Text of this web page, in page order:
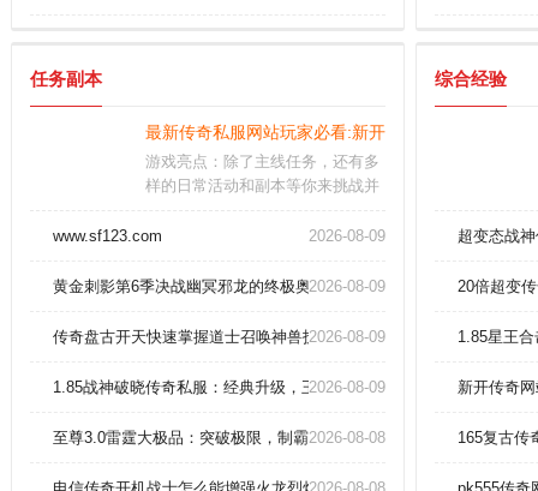
任务副本
最新传奇私服网站玩家必看:新开电信传奇网站法师
游戏亮点：除了主线任务，还有多
样的日常活动和副本等你来挑战并
丰富的成长线，让玩家能够不断提
对抗非常的激烈，玩家可以选择加
趣。
www.sf123.com 2026-08-09
黄金刺影第6季决战幽冥邪龙的终极奥义2026-08-09
传奇盘古开天快速掌握道士召唤神兽技巧！2026-08-09
1.85战神破晓传奇私服：经典升级，王者归来，等你征服！
2026-08-09
至尊3.0雷霆大极品：突破极限，制霸3.0版雷霆王朝！
2026-08-08
综合经验
超变态战
20倍超变
1.85星王
新开传奇
165复古传